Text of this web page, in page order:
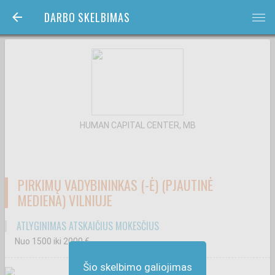
DARBO SKELBIMAS bars
Šio skelbimo galiojimas
HUMAN CAPITAL CENTER, MB
PIRKIMŲ VADYBININKAS (-Ė) (PJAUTINĖ
MEDIENA) VILNIUJE
ATLYGINIMAS ATSKAIČIUS MOKESČIUS
Nuo 1500 iki 2000€